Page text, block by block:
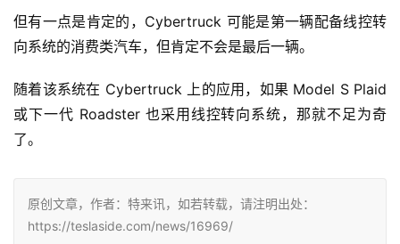
但有一点是肯定的，Cybertruck 可能是第一辆配备线控转
向系统的消费类汽车，但肯定不会是最后一辆。
随着该系统在 Cybertruck 上的应用，如果 Model S Plaid
或下一代 Roadster 也采用线控转向系统，那就不足为奇
了。
原创文章，作者：特来讯，如若转载，请注明出处：
https://teslaside.com/news/16969/